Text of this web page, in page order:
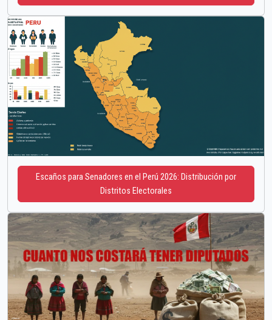
Escaños para Senadores en el Perú 2026: Distribución por
Distritos Electorales